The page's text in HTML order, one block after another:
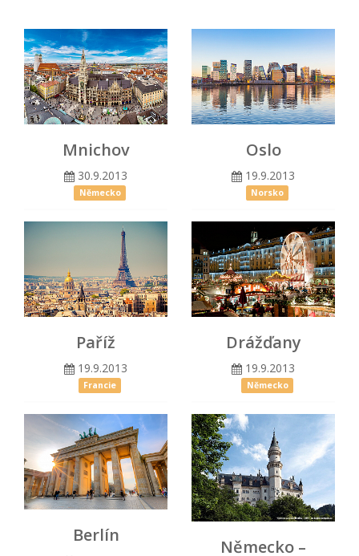
Mnichov
30.9.2013
Německo
Oslo
19.9.2013
Norsko
Paříž
19.9.2013
Francie
Drážďany
19.9.2013
Německo
Berlín
Německo –